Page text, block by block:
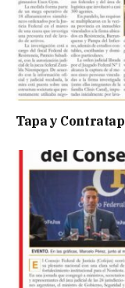
Tapa y